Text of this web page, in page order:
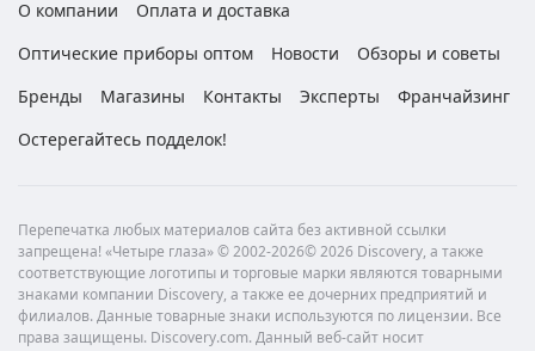
О компании
Оплата и доставка
Оптические приборы оптом
Новости
Обзоры и советы
Бренды
Магазины Контакты Эксперты
Франчайзинг
Остерегайтесь подделок!
Перепечатка любых материалов сайта без активной ссылки
запрещена! «Четыре глаза» © 2002-2026© 2026 Discovery, а также
соответствующие логотипы и торговые марки являются товарными
знаками компании Discovery, а также ее дочерних предприятий и
филиалов. Данные товарные знаки используются по лицензии. Все
права защищены. Discovery.com. Данный веб-сайт носит